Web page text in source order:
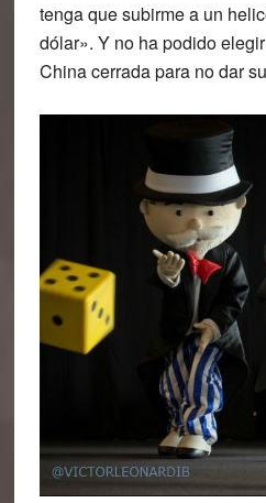
tenga que subirme a un
dólar». Y no ha podido
China cerrada para no dar